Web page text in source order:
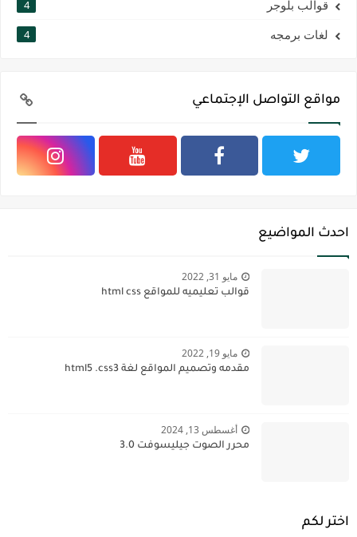
قوالب بلوجر 4
لغات برمجه 4
مواقع التواصل الإجتماعي
احدث المواضيع
مايو 31, 2022
قوالب تعليميه للمواقع html css
مايو 19, 2022
مقدمه وتصميم المواقع لغة html5 .css3
أغسطس 13, 2024
محرر الصوت جيليسوفت 3.0
اختر لكم